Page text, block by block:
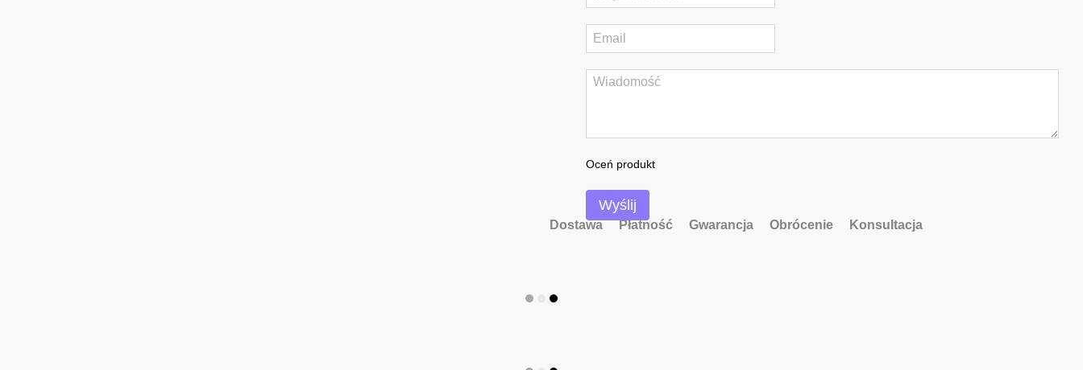
Oceń produkt
Wyślij
Dostawa Płatność Gwarancja Obrócenie Konsultacja